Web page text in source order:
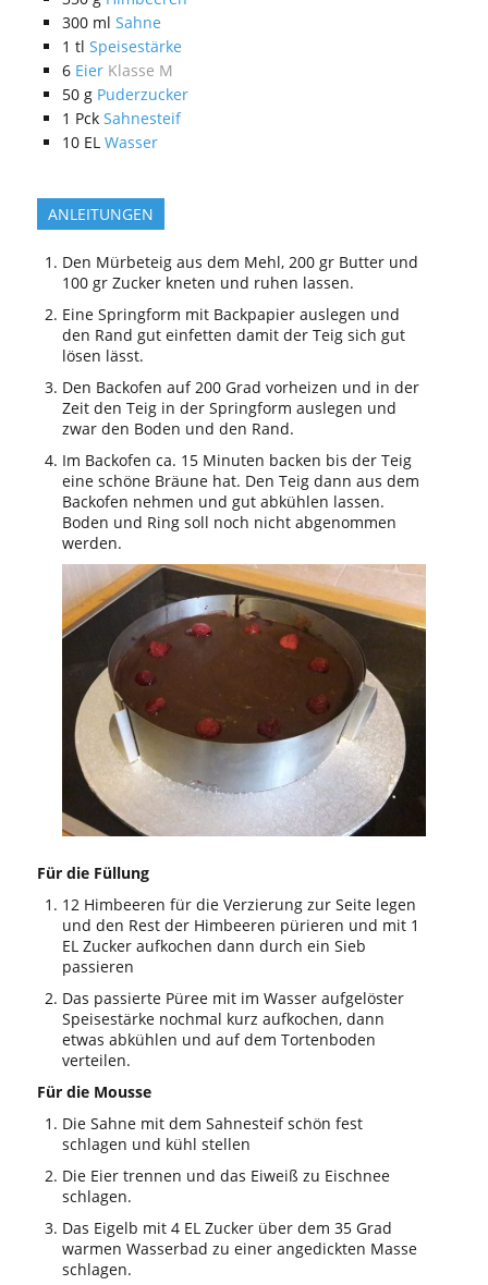
300 ml Sahne
1 tl Speisestärke
6 Eier Klasse M
50 g Puderzucker
1 Pck Sahnesteif
10 EL Wasser
ANLEITUNGEN
Den Mürbeteig aus dem Mehl, 200 gr Butter und
100 gr Zucker kneten und ruhen lassen.
Eine Springform mit Backpapier auslegen und
den Rand gut einfetten damit der Teig sich gut
lösen lässt.
Den Backofen auf 200 Grad vorheizen und in der
Zeit den Teig in der Springform auslegen und
zwar den Boden und den Rand.
Im Backofen ca. 15 Minuten backen bis der Teig
eine schöne Bräune hat. Den Teig dann aus dem
Backofen nehmen und gut abkühlen lassen.
Boden und Ring soll noch nicht abgenommen
werden.
Für die Füllung
12 Himbeeren für die Verzierung zur Seite legen
und den Rest der Himbeeren pürieren und mit 1
EL Zucker aufkochen dann durch ein Sieb
passieren
Das passierte Püree mit im Wasser aufgelöster
Speisestärke nochmal kurz aufkochen, dann
etwas abkühlen und auf dem Tortenboden
verteilen.
Für die Mousse
Die Sahne mit dem Sahnesteif schön fest
schlagen und kühl stellen
Die Eier trennen und das Eiweiß zu Eischnee
schlagen.
Das Eigelb mit 4 EL Zucker über dem 35 Grad
warmen Wasserbad zu einer angedickten Masse
schlagen.